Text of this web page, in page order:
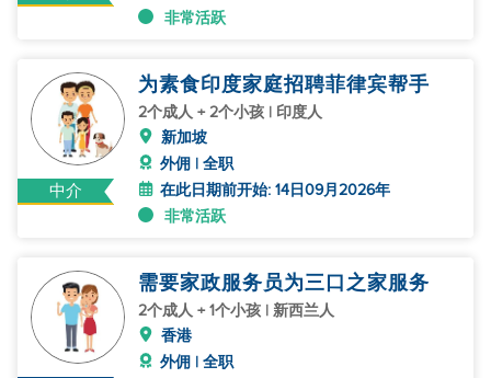
非常活跃
中介
为素食印度家庭招聘菲律宾帮手
2个成人 + 2个小孩 | 印度人
新加坡
外佣 | 全职
在此日期前开始: 14日09月2026年
非常活跃
需要家政服务员为三口之家服务
2个成人 + 1个小孩 | 新西兰人
香港
外佣 | 全职